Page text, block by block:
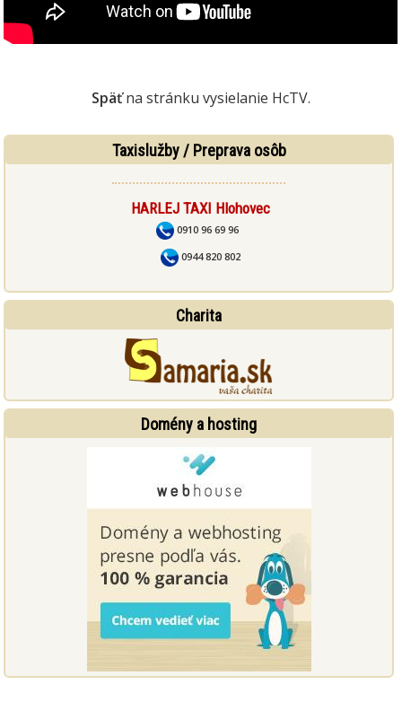
Späťna stránku vysielanie HcTV.
Taxislužby / Preprava osôb
HARLEJ TAXI Hlohovec
0910 96 69 96
0944 820 802
Charita
Domény a hosting